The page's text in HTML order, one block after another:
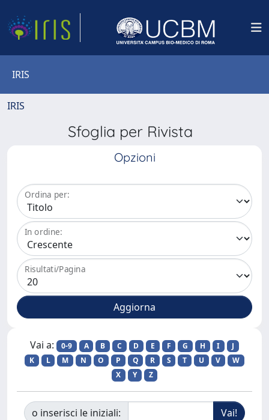
IRIS
IRIS
Sfoglia per Rivista
Opzioni
Ordina per:
In ordine:
Risultati/Pagina
Vai a: 0-9 A B C D E F G H I
J
K
L M N O P Q R S T U V
W
X
Y Z
o inserisci le iniziali: